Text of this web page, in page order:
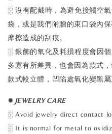
░ 沒有配戴時，為避免接觸空
袋，或是我們附贈的束口袋內
摩擦造成的刮痕。
░ 銀飾的氧化及耗損程度會因
多寡有所差異，也會因為款式
款式較立體，凹陷處氧化變黑屬
✹ JEWELRY CARE
░ Avoid jewelry direct contact
░ It is normal for metal to